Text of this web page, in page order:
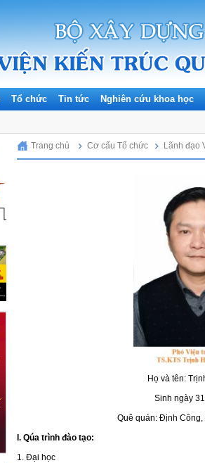
Tổ chức Tin tức Nghiên cứu khoa học
Trang chủ Cơ cấu Tổ chức Lãnh đạo
Họ và tên:
Sinh ngày
Quê quán: Định
I. Qúa trình đào tạo:
1. Đại học